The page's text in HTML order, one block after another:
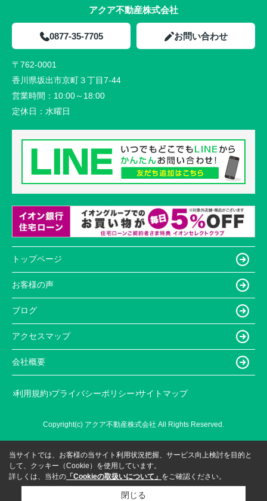
アクア不動産株式会社
0877-35-7705 お問い合わせ
〒762-0001
香川県坂出市京町３丁目7-44
営業時間： 10:00～18:00
定休日： 水曜日
トップページ
お客様の声
ブログ
アクセスマップ
会社概要
利用規約 プライバシーポリシー サイトマップ
Copyright(c) アクア不動産株式会社 All Rights Reserved.
当サイトでは、お客様の当サイト利用状況把握、サービス向上検討を目的と
して、クッキー（Cookie）を使用しています。
詳しくは、当社の 「Cookieの取扱いについて」 をご確認ください。
閉じる